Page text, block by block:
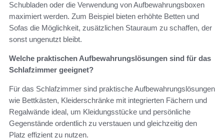
Schubladen oder die Verwendung von Aufbewahrungsboxen
maximiert werden. Zum Beispiel bieten erhöhte Betten und
Sofas die Möglichkeit, zusätzlichen Stauraum zu schaffen, der
sonst ungenutzt bleibt.
Welche praktischen Aufbewahrungslösungen sind für das
Schlafzimmer geeignet?
Für das Schlafzimmer sind praktische Aufbewahrungslösungen
wie Bettkästen, Kleiderschränke mit integrierten Fächern und
Regalwände ideal, um Kleidungsstücke und persönliche
Gegenstände ordentlich zu verstauen und gleichzeitig den
Platz effizient zu nutzen.